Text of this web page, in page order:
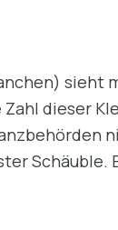
Zahl dieser
Schäuble.